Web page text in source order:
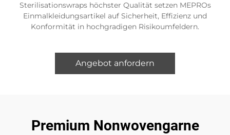
Sterilisationswraps höchster Qualität setzen MEPROs
Einmalkleidungsartikel auf Sicherheit, Effizienz und
Konformität in hochgradigen Risikoumfeldern.
Angebot anfordern
Premium Nonwovengarne